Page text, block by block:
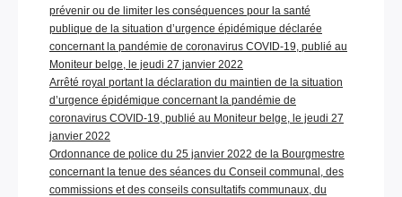
prévenir ou de limiter les conséquences pour la santé
publique de la situation d’urgence épidémique déclarée
concernant la pandémie de coronavirus COVID-19, publié au
Moniteur belge, le jeudi 27 janvier 2022
Arrêté royal portant la déclaration du maintien de la situation
d’urgence épidémique concernant la pandémie de
coronavirus COVID-19, publié au Moniteur belge, le jeudi 27
janvier 2022
Ordonnance de police du 25 janvier 2022 de la Bourgmestre
concernant la tenue des séances du Conseil communal, des
commissions et des conseils consultatifs communaux, du